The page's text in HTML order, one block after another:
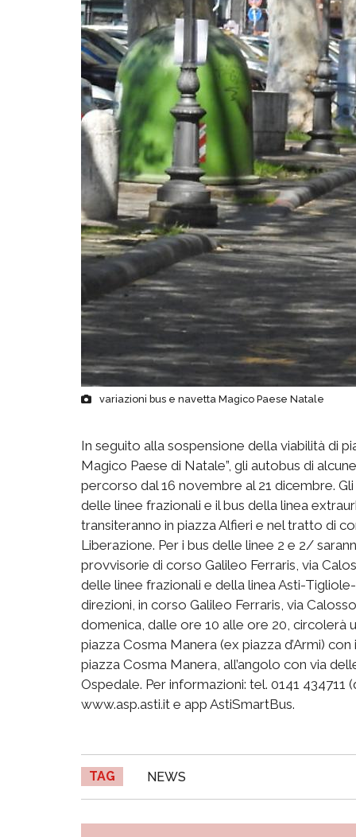
variazioni bus e navetta Magico Paese Natale
In seguito alla sospensione della viabilità di
Magico Paese di Natale”, gli autobus di
percorso dal 16 novembre al 21 dicembre.
delle linee frazionali e il bus della linea
transiteranno in piazza Alfieri e nel tratto di
Liberazione. Per i bus delle linee 2 e 2/
provvisorie di corso Galileo Ferraris, via
delle linee frazionali e della linea Asti-
direzioni, in corso Galileo Ferraris, via
domenica, dalle ore 10 alle ore 20, circolerà
piazza Cosma Manera (ex piazza d’Armi)
piazza Cosma Manera, all’angolo con via
Ospedale. Per informazioni: tel. 0141 434711
www.asp.asti.it e app AstiSmartBus.
TAG NEWS